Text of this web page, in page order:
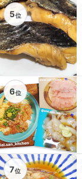
5位
6位
7位